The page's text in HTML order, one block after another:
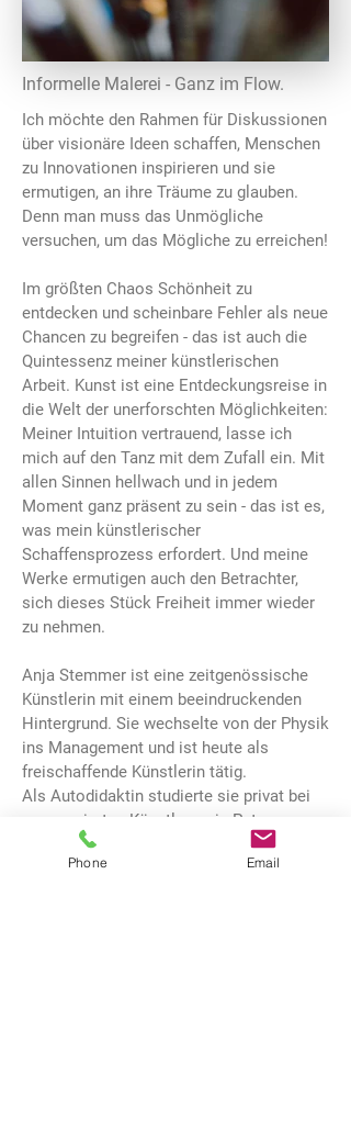
Informelle Malerei - Ganz im Flow.
Ich möchte den Rahmen für Diskussionen
über visionäre Ideen schaffen, Menschen
zu Innovationen inspirieren und sie
ermutigen, an ihre Träume zu glauben.
Denn man muss das Unmögliche
versuchen, um das Mögliche zu erreichen!
Im größten Chaos Schönheit zu
entdecken und scheinbare Fehler als neue
Chancen zu begreifen - das ist auch die
Quintessenz meiner künstlerischen
Arbeit. Kunst ist eine Entdeckungsreise in
die Welt der unerforschten Möglichkeiten:
Meiner Intuition vertrauend, lasse ich
mich auf den Tanz mit dem Zufall ein. Mit
allen Sinnen hellwach und in jedem
Moment ganz präsent zu sein - das ist es,
was mein künstlerischer
Schaffensprozess erfordert. Und meine
Werke ermutigen auch den Betrachter,
sich dieses Stück Freiheit immer wieder
zu nehmen.
Anja Stemmer ist eine zeitgenössische
Künstlerin mit einem beeindruckenden
Hintergrund. Sie wechselte von der Physik
ins Management und ist heute als
freischaffende Künstlerin tätig.
Als Autodidaktin studierte sie privat bei
renommierten Künstlern wie Peter
Tomschiczek, Jo Bukowski und Dietmar
Phone Email